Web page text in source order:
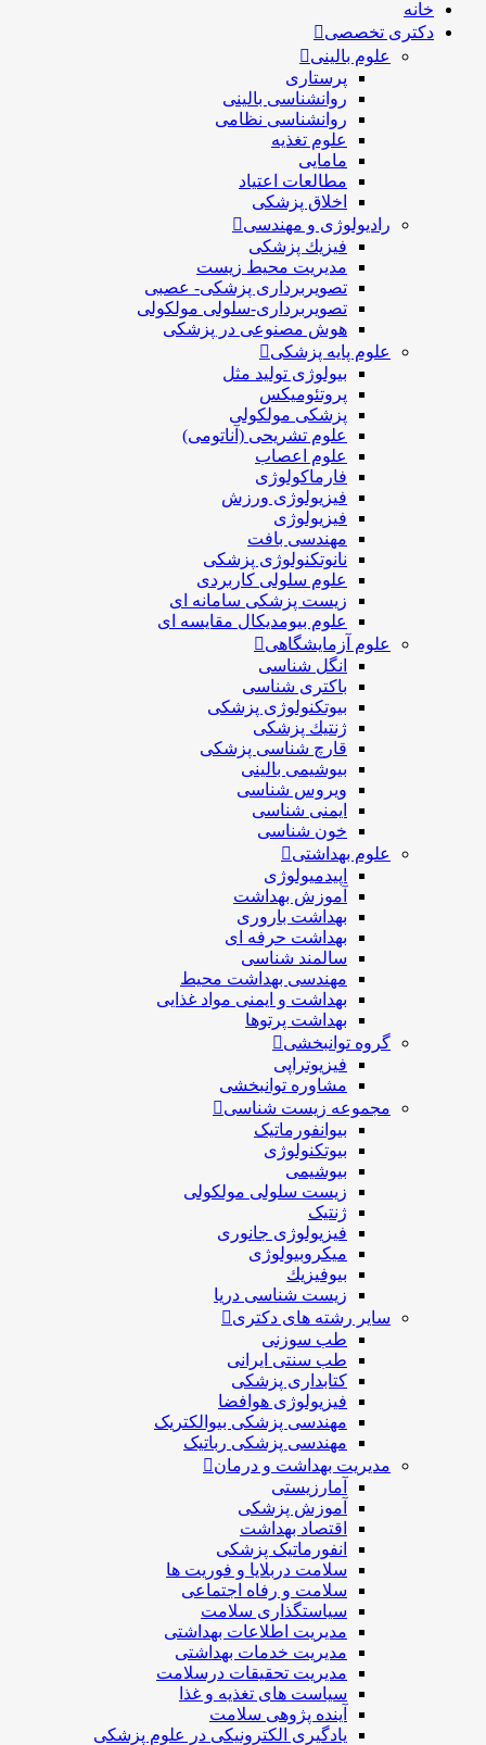
خانه
دکتری تخصصی
علوم بالینی
پرستاری
روانشناسی بالینی
روانشناسی نظامی
علوم تغذیه
مامایی
مطالعات اعتیاد
اخلاق پزشکی
رادیولوژی و مهندسی
فيزيك پزشکی
مدیریت محیط زیست
تصویربرداری پزشکی- عصبی
تصویربرداری-سلولی مولکولی
هوش مصنوعی در پزشکی
علوم پایه پزشکی
بیولوژی تولید مثل
پروتئومیکس
پزشکی مولکولی
علوم تشریحی (آناتومی)
علوم اعصاب
فارماکولوژی
فیزیولوژی ورزش
فیزیولوژی
مهندسی بافت
نانوتکنولوژی پزشکی
علوم سلولی کاربردی
زیست پزشکی سامانه ای
علوم بیومدیکال مقایسه ای
علوم آزمایشگاهی
انگل شناسی
باکتری شناسی
بیوتکنولوژی پزشکی
ژنتيك پزشکی
قارچ شناسی پزشكی
بیوشیمی بالینی
ویروس شناسی
ایمنی شناسی
خون شناسی
علوم بهداشتی
اپیدمیولوژی
آموزش بهداشت
بهداشت باروری
بهداشت حرفه ای
سالمند شناسی
مهندسی بهداشت محيط
بهداشت و ایمنی مواد غذایی
بهداشت پرتوها
گروه توانبخشی
فیزیوتراپی
مشاوره توانبخشی
مجموعه زیست شناسی
بیوانفورماتیک
بیوتکنولوژی
بیوشیمی
زیست سلولی مولکولی
ژنتیک
فیزیولوژی جانوری
میکروبیولوژی
بيوفيزيك
زیست شناسی دریا
سایر رشته های دکتری
طب سوزنی
طب سنتی ایرانی
کتابداری پزشکی
فیزیولوژی هوافضا
مهندسی پزشکی بیوالکتریک
مهندسی پزشکی رباتیک
مدیریت بهداشت و درمان
آمارزیستی
آموزش پزشکی
اقتصاد بهداشت
انفورماتیک پزشکی
سلامت دربلايا و فوريت ها
سلامت و رفاه اجتماعی
سیاستگذاری سلامت
مدیریت اطلاعات بهداشتی
مدیریت خدمات بهداشتی
مدیریت تحقیقات درسلامت
سیاست های تغذیه و غذا
آینده پژوهی سلامت
یادگیری الکترونیکی در علوم پزشکی